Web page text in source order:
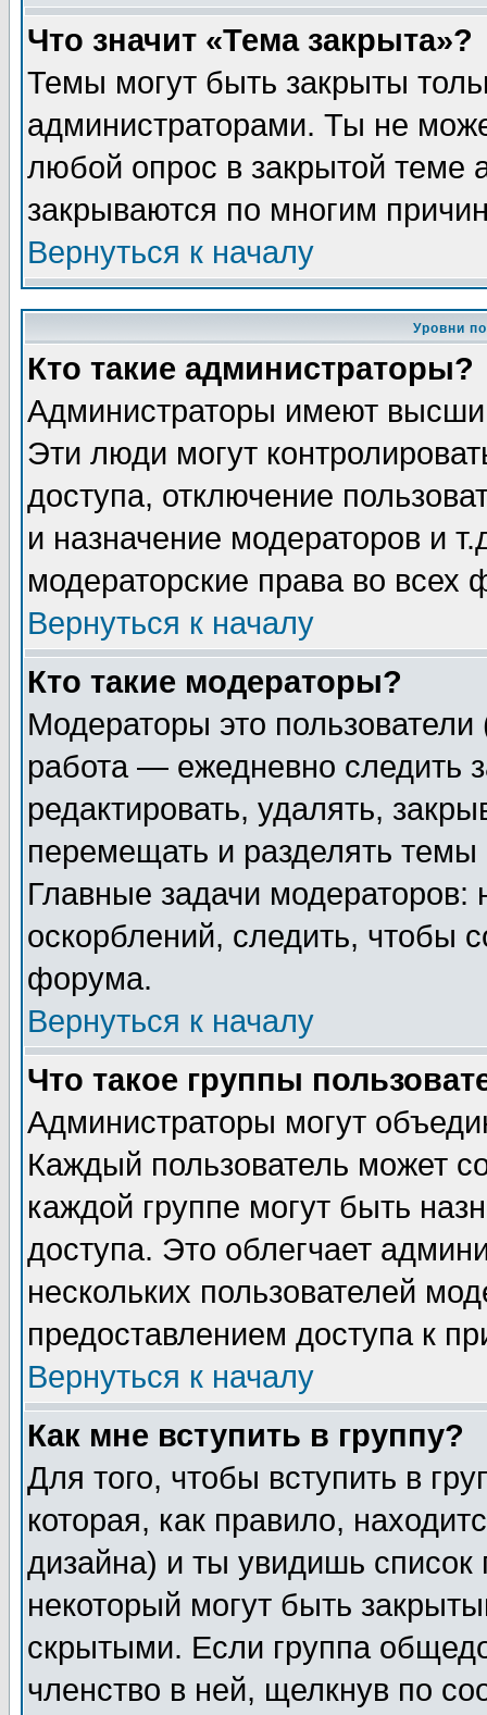
Что значит «Тема закрыта»?
Темы могут быть закрыты
администраторами. Ты не
любой опрос в закрытой теме
закрываются по многим
Вернуться к началу
Уровни
Кто такие администраторы?
Администраторы имеют
Эти люди могут
доступа, отключение
и назначение модераторов и
модераторские права во всех
Вернуться к началу
Кто такие модераторы?
Модераторы это
работа — ежедневно следить
редактировать, удалять,
перемещать и разделять
Главные задачи
оскорблений, следить, чтобы
форума.
Вернуться к началу
Что такое группы
Администраторы могут
Каждый пользователь может
каждой группе могут быть
доступа. Это облегчает
нескольких пользователей
предоставлением доступа к
Вернуться к началу
Как мне вступить в группу?
Для того, чтобы вступить в
которая, как правило,
дизайна) и ты увидишь
некоторый могут быть
скрытыми. Если группа
членство в ней, щелкнув по